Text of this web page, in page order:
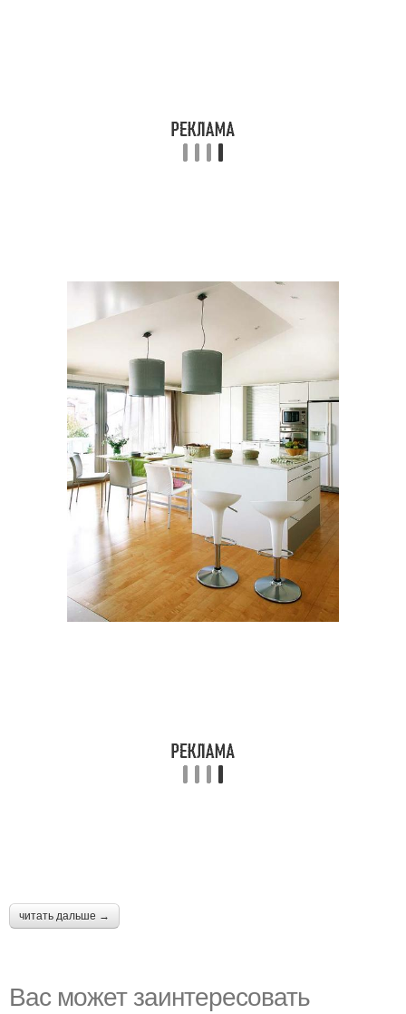
читать дальше →
Вас может заинтересовать